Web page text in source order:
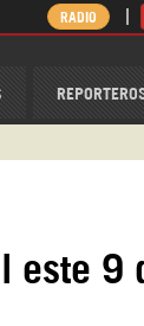
RADIO
este 9